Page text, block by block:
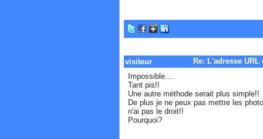
visiteur
Re: L'adresse
Impossible....
Tant pis!!
Une autre méthode serait plus simple!!
De plus je ne peux pas mettre les
n'ai pas le droit!!
Pourquoi?